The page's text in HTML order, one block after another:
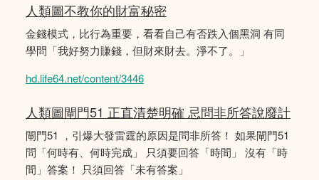
人類圖不教你的財富秘密
金錢模式，比行為重要，看看自己有否跌入個黑洞 有同
學問「我好努力賺錢，但財來財去。淨不了。」
hd.life64.net/content/3446
人類圖閘門51 正直清楚明確 忌問非所答說廢計
閘門51 ，引爆大發雷霆的原因是問非所答！ 如果閘門51
問「何時有、何時完成」 只須要回答「時間」 沒有「時
間」答案！ 只須回答「未有答案」